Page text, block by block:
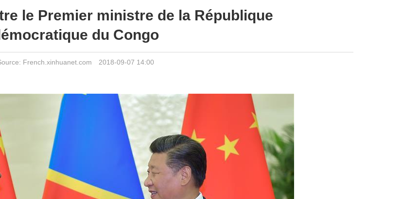
le Premier ministre de la République
du Congo
French.xinhuanet.com 2018-09-07 14:00